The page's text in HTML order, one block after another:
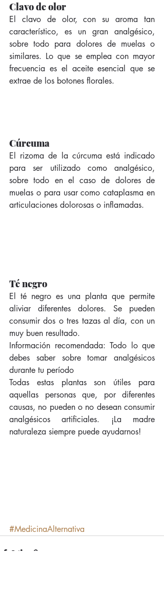
Clavo de olor
El clavo de olor, con su aroma tan
característico, es un gran analgésico,
sobre todo para dolores de muelas o
similares. Lo que se emplea con mayor
frecuencia es el aceite esencial que se
extrae de los botones florales.
Cúrcuma
El rizoma de la cúrcuma está indicado
para ser utilizado como analgésico,
sobre todo en el caso de dolores de
muelas o para usar como cataplasma en
articulaciones dolorosas o inflamadas.
Té negro
El té negro es una planta que permite
aliviar diferentes dolores. Se pueden
consumir dos o tres tazas al día, con un
muy buen resultado.
Información recomendada: Todo lo que
debes saber sobre tomar analgésicos
durante tu período
Todas estas plantas son útiles para
aquellas personas que, por diferentes
causas, no pueden o no desean consumir
analgésicos artificiales. ¡La madre
naturaleza siempre puede ayudarnos!
#MedicinaAlternativa